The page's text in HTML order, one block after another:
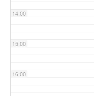
14:00
15:00
16:00